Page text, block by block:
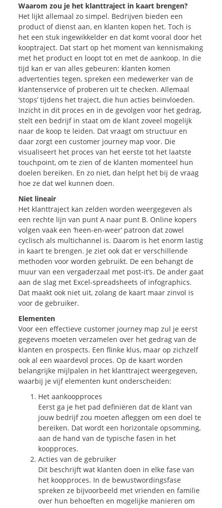
Waarom zou je het klanttraject in kaart brengen?
Het lijkt allemaal zo simpel. Bedrijven bieden een
product of dienst aan, en klanten kopen het. Toch is
het een stuk ingewikkelder en dat komt vooral door het
kooptraject. Dat start op het moment van kennismaking
met het product en loopt tot en met de aankoop. In die
tijd kan er van alles gebeuren: klanten komen
advertenties tegen, spreken een medewerker van de
klantenservice of proberen uit te checken. Allemaal
‘stops’ tijdens het traject, die hun acties beïnvloeden.
Inzicht in dit proces en in de gevolgen voor het gedrag,
stelt een bedrijf in staat om de klant zoveel mogelijk
naar de koop te leiden. Dat vraagt om structuur en
daar zorgt een customer journey map voor. Die
visualiseert het proces van het eerste tot het laatste
touchpoint, om te zien of de klanten momenteel hun
doelen bereiken. En zo niet, dan helpt het bij de vraag
hoe ze dat wel kunnen doen.
Niet lineair
Het klanttraject kan zelden worden weergegeven als
een rechte lijn van punt A naar punt B. Online kopers
volgen vaak een ‘heen-en-weer’ patroon dat zowel
cyclisch als multichannel is. Daarom is het enorm lastig
in kaart te brengen. Je ziet ook dat er verschillende
methoden voor worden gebruikt. De een behangt de
muur van een vergaderzaal met post-it’s. De ander gaat
aan de slag met Excel-spreadsheets of infographics.
Dat maakt ook niet uit, zolang de kaart maar zinvol is
voor de gebruiker.
Elementen
Voor een effectieve customer journey map zul je eerst
gegevens moeten verzamelen over het gedrag van de
klanten en prospects. Een flinke klus, maar op zichzelf
ook al een waardevol proces. Op de kaart worden
belangrijke mijlpalen in het klanttraject weergegeven,
waarbij je vijf elementen kunt onderscheiden:
Het aankoopproces
Eerst ga je het pad definiëren dat de klant van
jouw bedrijf zou moeten afleggen om een doel te
bereiken. Dat wordt een horizontale opsomming,
aan de hand van de typische fasen in het
koopproces.
Acties van de gebruiker
Dit beschrijft wat klanten doen in elke fase van
het koopproces. In de bewustwordingsfase
spreken ze bijvoorbeeld met vrienden en familie
over hun behoeften en mogelijke manieren om